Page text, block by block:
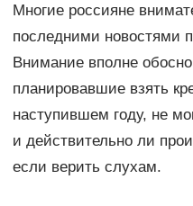
Многие россияне
последними новостями
Внимание вполне
планировавшие взять
наступившем году, не
и действительно ли
если верить слухам.